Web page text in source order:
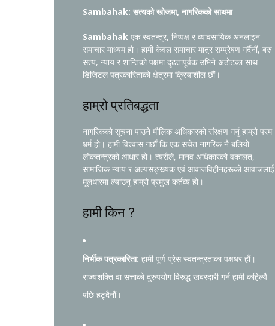
Sambahak: सत्यको खोजमा, नागरिकको साथमा
Sambahak एक स्वतन्त्र, निष्पक्ष र व्यावसायिक अनलाइन
समाचार माध्यम हो। हामी केवल समाचार मात्र सम्प्रेषण गर्दैनौं, बरु
सत्य, न्याय र शान्तिको पक्षमा दृढतापूर्वक उभिने अठोटका साथ
डिजिटल पत्रकारिताको क्षेत्रमा क्रियाशील छौं।
हाम्रो प्रतिबद्धता
नागरिकको सूचना पाउने मौलिक अधिकारको संरक्षण गर्नु हाम्रो परम
धर्म हो। हामी विश्वास गर्छौं कि एक सचेत नागरिक नै बलियो
लोकतन्त्रको आधार हो। त्यसैले, मानव अधिकारको वकालत,
सामाजिक न्याय र अल्पसङ्ख्यक एवं आवाजविहीनहरूको आवाजलाई
मूलधारमा ल्याउनु हाम्रो प्रमुख कर्तव्य हो।
हामी किन ?
निर्भीक पत्रकारिता: हामी पूर्ण प्रेस स्वतन्त्रताका पक्षधर हौं।
राज्यशक्ति वा सत्ताको दुरुपयोग विरुद्ध खबरदारी गर्न हामी कहिल्यै
पछि हट्दैनौं।